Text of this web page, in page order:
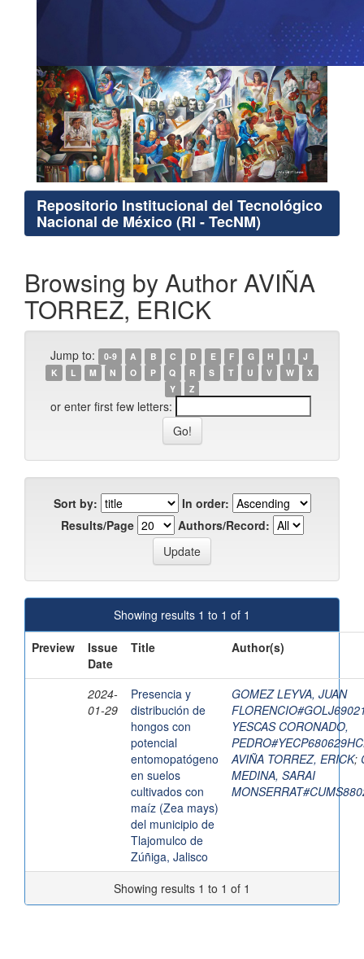
Repositorio Institucional del Tecnológico
Nacional de México (RI - TecNM)
Browsing by Author AVIÑA
TORREZ, ERICK
Jump to: 0-9 A B C D E F G H I
J
K
L M N O P Q R S T U V W
X
Y
Z
or enter first few letters:
Sort by:
In order:
Results/Page
Authors/Record:
Showing results 1 to 1 of 1
Preview
Issue
Date
Title Author(s)
2024-
01-29
Presencia y
distribución de
hongos con
potencial
entomopatógeno
en suelos
cultivados con
maíz (Zea mays)
del municipio de
Tlajomulco de
Zúñiga, Jalisco
GOMEZ LEYVA, JUAN
YESCAS CORONADO,
AVIÑA TORREZ, ERICK;
MEDINA, SARAI
Showing results 1 to 1 of 1